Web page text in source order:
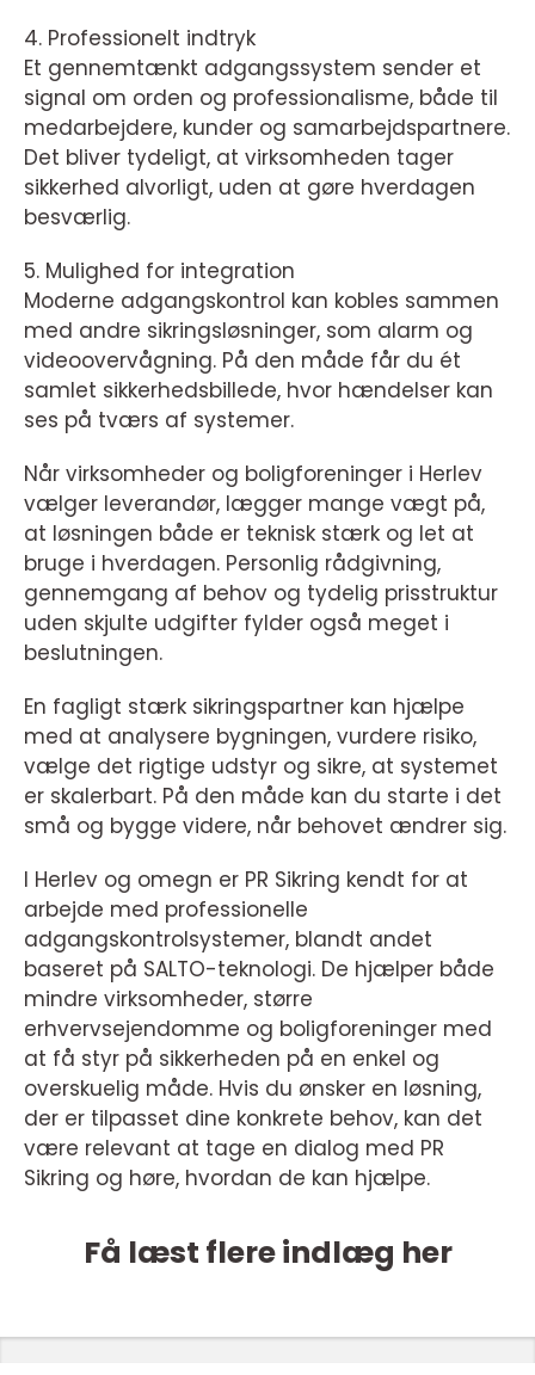
4. Professionelt indtryk
Et gennemtænkt adgangssystem sender et
signal om orden og professionalisme, både til
medarbejdere, kunder og samarbejdspartnere.
Det bliver tydeligt, at virksomheden tager
sikkerhed alvorligt, uden at gøre hverdagen
besværlig.
5. Mulighed for integration
Moderne adgangskontrol kan kobles sammen
med andre sikringsløsninger, som alarm og
videoovervågning. På den måde får du ét
samlet sikkerhedsbillede, hvor hændelser kan
ses på tværs af systemer.
Når virksomheder og boligforeninger i Herlev
vælger leverandør, lægger mange vægt på,
at løsningen både er teknisk stærk og let at
bruge i hverdagen. Personlig rådgivning,
gennemgang af behov og tydelig prisstruktur
uden skjulte udgifter fylder også meget i
beslutningen.
En fagligt stærk sikringspartner kan hjælpe
med at analysere bygningen, vurdere risiko,
vælge det rigtige udstyr og sikre, at systemet
er skalerbart. På den måde kan du starte i det
små og bygge videre, når behovet ændrer sig.
I Herlev og omegn er PR Sikring kendt for at
arbejde med professionelle
adgangskontrolsystemer, blandt andet
baseret på SALTO-teknologi. De hjælper både
mindre virksomheder, større
erhvervsejendomme og boligforeninger med
at få styr på sikkerheden på en enkel og
overskuelig måde. Hvis du ønsker en løsning,
der er tilpasset dine konkrete behov, kan det
være relevant at tage en dialog med PR
Sikring og høre, hvordan de kan hjælpe.
Få læst flere indlæg her